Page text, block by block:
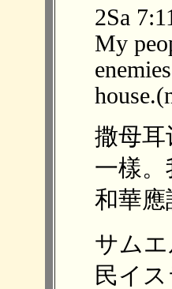
2Sa
My
撒母耳
一樣
和華應
サム
民イ